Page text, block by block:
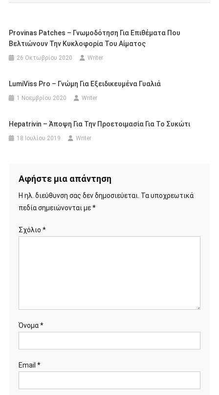
Provinas Patches – Γνωμοδότηση Για Επιθέματα Που
Βελτιώνουν Την Κυκλοφορία Του Αίματος
26 Οκτωβρίου 2020 Writer
LumiViss Pro – Γνώμη Για Εξειδικευμένα Γυαλιά
1 Νοεμβρίου 2020 Writer
Hepatrivin – Άποψη Για Την Προετοιμασία Για Το Συκώτι
18 Ιουλίου 2019 Writer
Αφήστε μια απάντηση
Η ηλ. διεύθυνση σας δεν δημοσιεύεται. Τα υποχρεωτικά
πεδία σημειώνονται με*
Σχόλιο *
Όνομα*
Email *